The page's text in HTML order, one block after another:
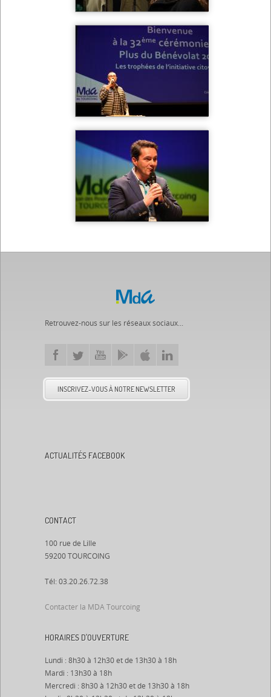
Retrouvez-nous sur les réseaux sociaux...
INSCRIVEZ-VOUS À NOTRE NEWSLETTER
ACTUALITÉS FACEBOOK
CONTACT
100 rue de Lille
59200 TOURCOING
Tél: 03.20.26.72.38
Contacter la MDA Tourcoing
HORAIRES D’OUVERTURE
Lundi : 8h30 à 12h30 et de 13h30 à 18h
Mardi : 13h30 à 18h
Mercredi : 8h30 à 12h30 et de 13h30 à 18h